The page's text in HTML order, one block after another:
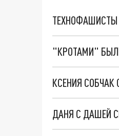
ТЕХНОФАШИСТЫ
"КРОТАМИ"
КСЕНИЯ СОБЧАК
ДАНЯ С ДАШЕЙ